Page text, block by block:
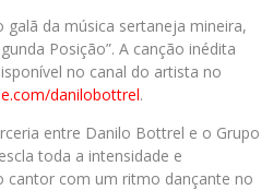
da música sertaneja mineira,
Posição”. A canção inédita
no canal do artista no
danilobottrel.
entre Danilo Bottrel e o Grupo
toda a intensidade e
cantor com um ritmo dançante no